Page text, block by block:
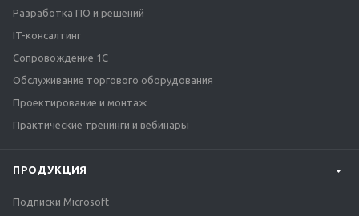
Разработка ПО и решений
IT-консалтинг
Сопровождение 1С
Обслуживание торгового оборудования
Проектирование и монтаж
Практические тренинги и вебинары
ПРОДУКЦИЯ
Подписки Microsoft